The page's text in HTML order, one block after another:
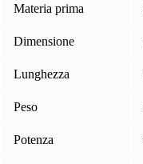
Materia prima
Dimensione
Lunghezza
Peso
Potenza